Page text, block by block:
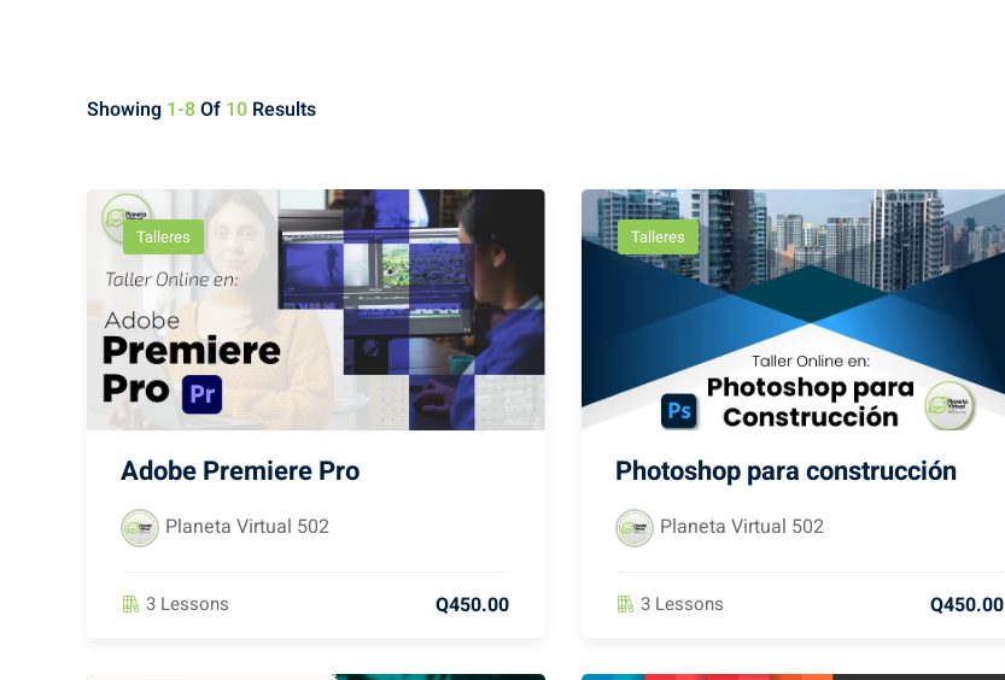
Showing 1-8Of 10 Results
Talleres
Adobe Premiere Pro
Planeta Virtual 502
3 Lessons Q450.00
Talleres
Photoshop para construcción
Planeta Virtual 502
3 Lessons Q450.00